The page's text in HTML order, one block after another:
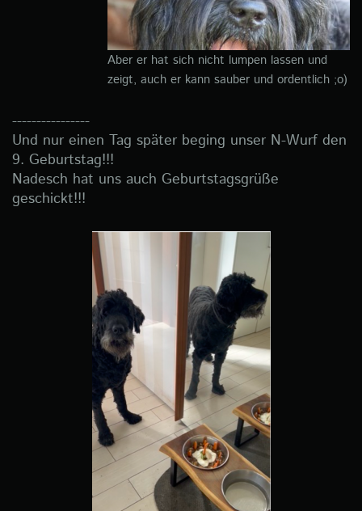
Aber er hat sich nicht lumpen lassen und
zeigt, auch er kann sauber und ordentlich ;o)
----------------
Und nur einen Tag später beging unser N-Wurf den
9. Geburtstag!!!
Nadesch hat uns auch Geburtstagsgrüße
geschickt!!!